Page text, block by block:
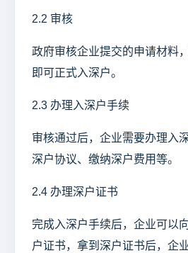
2.2 审核
政府审核企业提交的申请材料
即可正式入深户。
2.3 办理入深户手续
审核通过后，企业需要办理入
深户协议、缴纳深户费用等。
2.4 办理深户证书
完成入深户手续后，企业可以
户证书，拿到深户证书后，企